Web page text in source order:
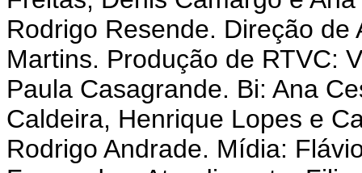
Rodrigo Resende. Direção
Martins. Produção de RTVC:
Paula Casagrande. Bi: Ana
Caldeira, Henrique Lopes e
Rodrigo Andrade. Mídia: